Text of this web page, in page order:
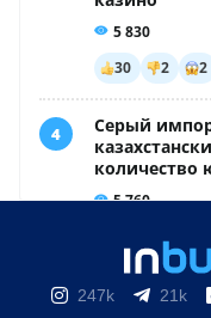
247k 21k